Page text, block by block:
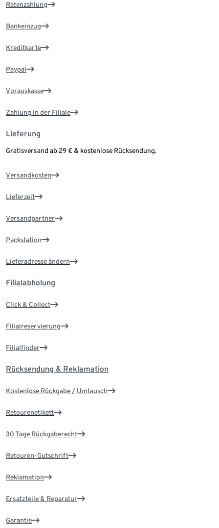
Ratenzahlung
Bankeinzug
Kreditkarte
Paypal
Vorauskasse
Zahlung in der Filiale
Lieferung
Gratisversand ab 29 € & kostenlose Rücksendung.
Versandkosten
Lieferzeit
Versandpartner
Packstation
Lieferadresse ändern
Filialabholung
Click & Collect
Filialreservierung
Filialfinder
Rücksendung & Reklamation
Kostenlose Rückgabe / Umtausch
Retourenetikett
30 Tage Rückgaberecht
Retouren-Gutschrift
Reklamation
Ersatzteile & Reparatur
Garantie